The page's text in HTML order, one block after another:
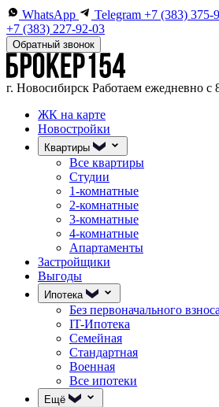
WhatsApp Telegram +7 (383) 375-
+7 (383) 227-92-03
Обратный звонок
г. Новосибирск Работаем ежедневно с
ЖК на карте
Новостройки
Квартиры
Все квартиры
Студии
1-комнатные
2-комнатные
3-комнатные
4-комнатные
Апартаменты
Застройщики
Выгоды
Ипотека
Без первоначального взноса
IT-Ипотека
Семейная
Стандартная
Военная
Все ипотеки
Ещё